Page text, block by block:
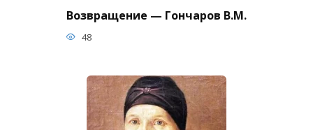
Возвращение — Гончаров В.М.
48